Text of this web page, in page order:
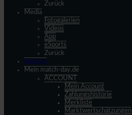
Zurück
Media
Fotogalerien
Videos
App
eSports
Zurück
Spieltag
Mein match-day.de
ACCOUNT
Mein Account
Zahlungshistorie
Merkliste
Marktwertschätzungen